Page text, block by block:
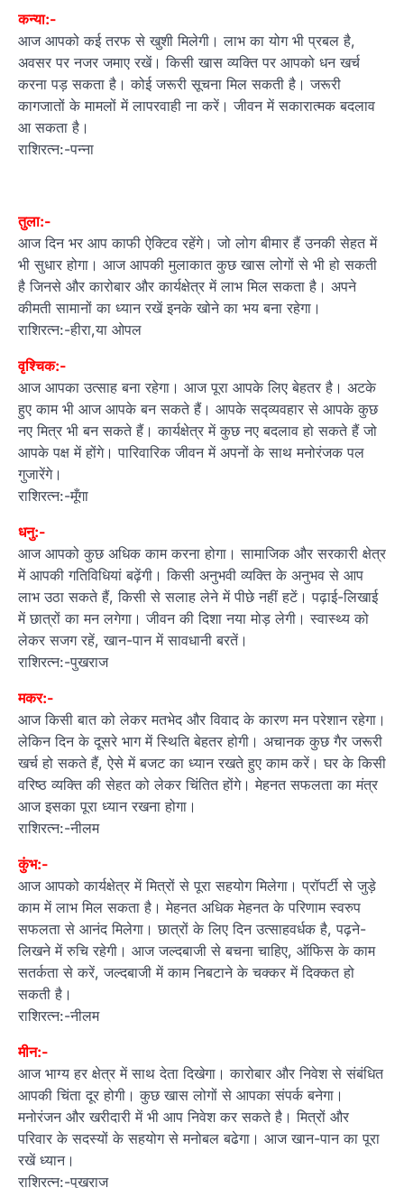
कन्या:-
आज आपको कई तरफ से खुशी मिलेगी। लाभ का योग भी प्रबल है,
अवसर पर नजर जमाए रखें। किसी खास व्यक्ति पर आपको धन खर्च
करना पड़ सकता है। कोई जरूरी सूचना मिल सकती है। जरूरी
कागजातों के मामलों में लापरवाही ना करें। जीवन में सकारात्मक बदलाव
आ सकता है।
राशिरत्न:-पन्ना
तुला:-
आज दिन भर आप काफी ऐक्टिव रहेंगे। जो लोग बीमार हैं उनकी सेहत में
भी सुधार होगा। आज आपकी मुलाकात कुछ खास लोगों से भी हो सकती
है जिनसे और कारोबार और कार्यक्षेत्र में लाभ मिल सकता है। अपने
कीमती सामानों का ध्यान रखें इनके खोने का भय बना रहेगा।
राशिरत्न:-हीरा,या ओपल
वृश्चिक:-
आज आपका उत्साह बना रहेगा। आज पूरा आपके लिए बेहतर है। अटके
हुए काम भी आज आपके बन सकते हैं। आपके सद्व्यवहार से आपके कुछ
नए मित्र भी बन सकते हैं। कार्यक्षेत्र में कुछ नए बदलाव हो सकते हैं जो
आपके पक्ष में होंगे। पारिवारिक जीवन में अपनों के साथ मनोरंजक पल
गुजारेंगे।
राशिरत्न:-मूँगा
धनु:-
आज आपको कुछ अधिक काम करना होगा। सामाजिक और सरकारी क्षेत्र
में आपकी गतिविधियां बढ़ेंगी। किसी अनुभवी व्यक्ति के अनुभव से आप
लाभ उठा सकते हैं, किसी से सलाह लेने में पीछे नहीं हटें। पढ़ाई-लिखाई
में छात्रों का मन लगेगा। जीवन की दिशा नया मोड़ लेगी। स्वास्थ्य को
लेकर सजग रहें, खान-पान में सावधानी बरतें।
राशिरत्न:-पुखराज
मकर:-
आज किसी बात को लेकर मतभेद और विवाद के कारण मन परेशान रहेगा।
लेकिन दिन के दूसरे भाग में स्थिति बेहतर होगी। अचानक कुछ गैर जरूरी
खर्च हो सकते हैं, ऐसे में बजट का ध्यान रखते हुए काम करें। घर के किसी
वरिष्ठ व्यक्ति की सेहत को लेकर चिंतित होंगे। मेहनत सफलता का मंत्र
आज इसका पूरा ध्यान रखना होगा।
राशिरत्न:-नीलम
कुंभ:-
आज आपको कार्यक्षेत्र में मित्रों से पूरा सहयोग मिलेगा। प्रॉपर्टी से जुड़े
काम में लाभ मिल सकता है। मेहनत अधिक मेहनत के परिणाम स्वरुप
सफलता से आनंद मिलेगा। छात्रों के लिए दिन उत्साहवर्धक है, पढ़ने-
लिखने में रुचि रहेगी। आज जल्दबाजी से बचना चाहिए, ऑफिस के काम
सतर्कता से करें, जल्दबाजी में काम निबटाने के चक्कर में दिक्कत हो
सकती है।
राशिरत्न:-नीलम
मीन:-
आज भाग्य हर क्षेत्र में साथ देता दिखेगा। कारोबार और निवेश से संबंधित
आपकी चिंता दूर होगी। कुछ खास लोगों से आपका संपर्क बनेगा।
मनोरंजन और खरीदारी में भी आप निवेश कर सकते है। मित्रों और
परिवार के सदस्यों के सहयोग से मनोबल बढेगा। आज खान-पान का पूरा
रखें ध्यान।
राशिरत्न:-पुखराज